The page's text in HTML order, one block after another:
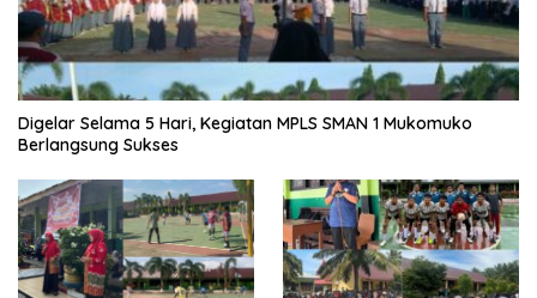
Digelar Selama 5 Hari, Kegiatan MPLS SMAN 1 Mukomuko
Berlangsung Sukses